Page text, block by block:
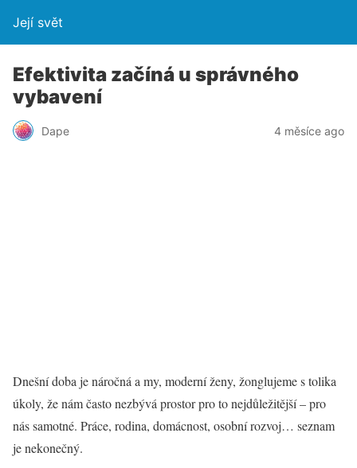
Její svět
Efektivita začíná u správného
vybavení
Dape 4 měsíce ago
Dnešní doba je náročná a my, moderní ženy, žonglujeme s tolika
úkoly, že nám často nezbývá prostor pro to nejdůležitější – pro
nás samotné. Práce, rodina, domácnost, osobní rozvoj… seznam
je nekonečný.